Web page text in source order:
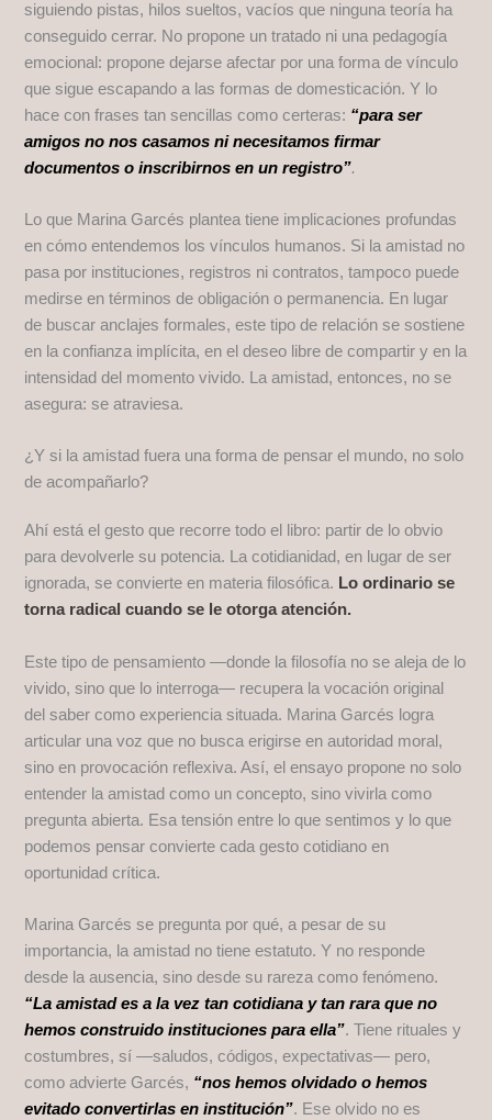
siguiendo pistas, hilos sueltos, vacíos que ninguna teoría ha
conseguido cerrar. No propone un tratado ni una pedagogía
emocional: propone dejarse afectar por una forma de vínculo
que sigue escapando a las formas de domesticación. Y lo
hace con frases tan sencillas como certeras: “para ser
amigos no nos casamos ni necesitamos firmar
documentos o inscribirnos en un registro”.
Lo que Marina Garcés plantea tiene implicaciones profundas
en cómo entendemos los vínculos humanos. Si la amistad no
pasa por instituciones, registros ni contratos, tampoco puede
medirse en términos de obligación o permanencia. En lugar
de buscar anclajes formales, este tipo de relación se sostiene
en la confianza implícita, en el deseo libre de compartir y en la
intensidad del momento vivido. La amistad, entonces, no se
asegura: se atraviesa.
¿Y si la amistad fuera una forma de pensar el mundo, no solo
de acompañarlo?
Ahí está el gesto que recorre todo el libro: partir de lo obvio
para devolverle su potencia. La cotidianidad, en lugar de ser
ignorada, se convierte en materia filosófica. Lo ordinario se
torna radical cuando se le otorga atención.
Este tipo de pensamiento —donde la filosofía no se aleja de lo
vivido, sino que lo interroga— recupera la vocación original
del saber como experiencia situada. Marina Garcés logra
articular una voz que no busca erigirse en autoridad moral,
sino en provocación reflexiva. Así, el ensayo propone no solo
entender la amistad como un concepto, sino vivirla como
pregunta abierta. Esa tensión entre lo que sentimos y lo que
podemos pensar convierte cada gesto cotidiano en
oportunidad crítica.
Marina Garcés se pregunta por qué, a pesar de su
importancia, la amistad no tiene estatuto. Y no responde
desde la ausencia, sino desde su rareza como fenómeno.
“La amistad es a la vez tan cotidiana y tan rara que no
hemos construido instituciones para ella”. Tiene rituales y
costumbres, sí —saludos, códigos, expectativas— pero,
como advierte Garcés, “nos hemos olvidado o hemos
evitado convertirlas en institución”. Ese olvido no es